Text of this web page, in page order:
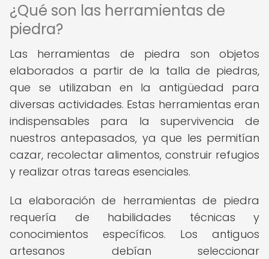
¿Qué son las herramientas de
piedra?
Las herramientas de piedra son objetos
elaborados a partir de la talla de piedras,
que se utilizaban en la antigüedad para
diversas actividades. Estas herramientas eran
indispensables para la supervivencia de
nuestros antepasados, ya que les permitían
cazar, recolectar alimentos, construir refugios
y realizar otras tareas esenciales.
La elaboración de herramientas de piedra
requería de habilidades técnicas y
conocimientos específicos. Los antiguos
artesanos debían seleccionar